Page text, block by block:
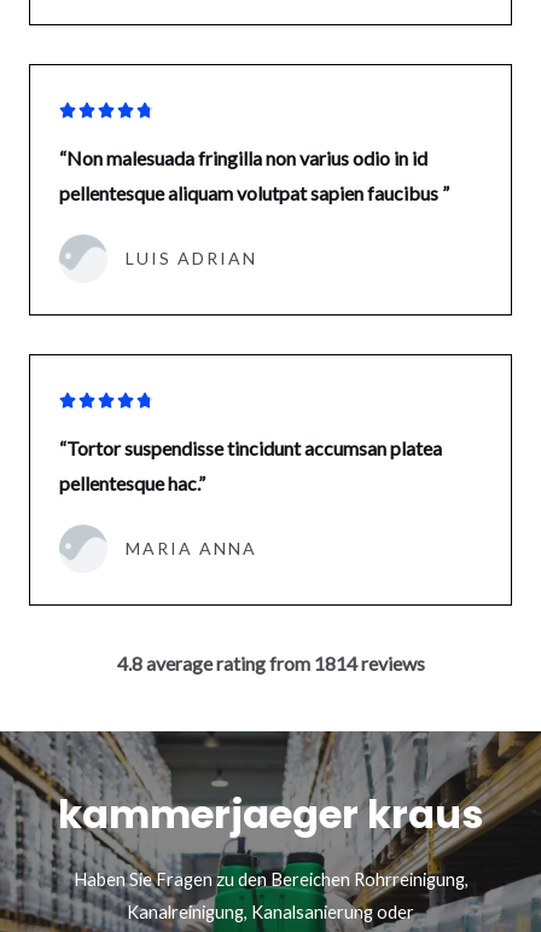

“Non malesuada fringilla non varius odio in id
pellentesque aliquam volutpat sapien faucibus ”
LUIS ADRIAN

“Tortor suspendisse tincidunt accumsan platea
pellentesque hac.”
MARIA ANNA
4.8 average rating from 1814 reviews
kammerjaeger kraus
Haben Sie Fragen zu den Bereichen Rohrreinigung,
Kanalreinigung, Kanalsanierung oder